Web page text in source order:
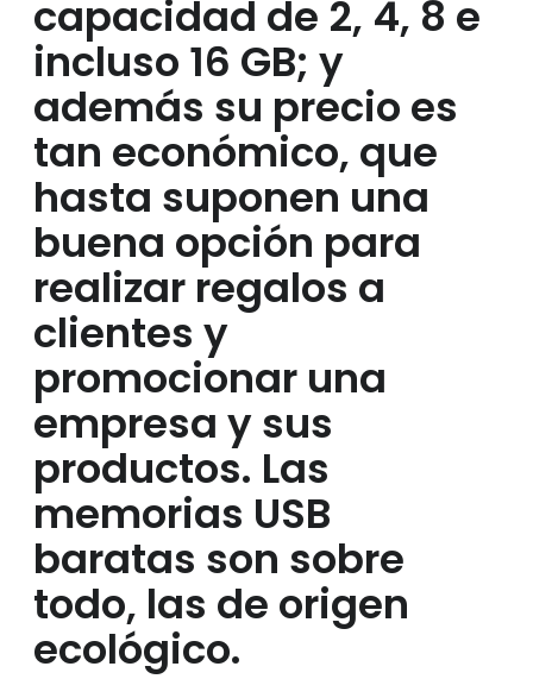
capacidad de 2, 4, 8 e
incluso 16 GB; y
además su precio es
tan económico, que
hasta suponen una
buena opción para
realizar regalos a
clientes y
promocionar una
empresa y sus
productos. Las
memorias USB
baratas son sobre
todo, las de origen
ecológico.